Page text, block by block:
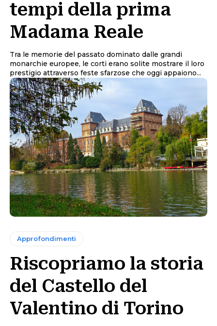
tempi della prima
Madama Reale
Tra le memorie del passato dominato dalle grandi
monarchie europee, le corti erano solite mostrare il loro
prestigio attraverso feste sfarzose che oggi appaiono...
Approfondimenti
Riscopriamo la storia
del Castello del
Valentino di Torino